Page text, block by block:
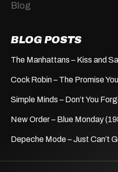
Blog
BLOG POSTS
The Manhattans – Kiss and
Cock Robin – The Promise
Simple Minds – Don’t You
New Order – Blue Monday
Depeche Mode – Just Can’t